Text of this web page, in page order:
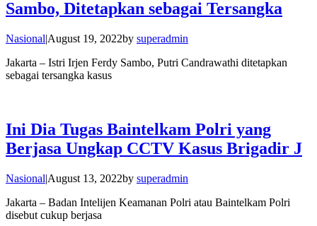
Sambo, Ditetapkan sebagai Tersangka
Nasional|August 19, 2022by superadmin
Jakarta – Istri Irjen Ferdy Sambo, Putri Candrawathi ditetapkan
sebagai tersangka kasus
Ini Dia Tugas Baintelkam Polri yang
Berjasa Ungkap CCTV Kasus Brigadir J
Nasional|August 13, 2022by superadmin
Jakarta – Badan Intelijen Keamanan Polri atau Baintelkam Polri
disebut cukup berjasa